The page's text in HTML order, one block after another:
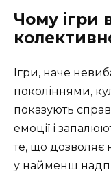
Чому ігри
Ігри, наче
поколіннями,
показують
емоції і
те, що дозволяє
у найменш